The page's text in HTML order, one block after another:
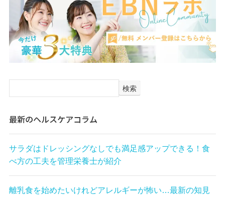
検索
最新のヘルスケアコラム
サラダはドレッシングなしでも満足感アップできる！食
べ方の工夫を管理栄養士が紹介
離乳食を始めたいけれどアレルギーが怖い…最新の知見